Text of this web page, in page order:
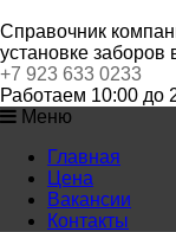
Справочник
установке заборов
+7 923 633 0233
Работаем 10:00 до
Меню
Главная
Цена
Вакансии
Контакты